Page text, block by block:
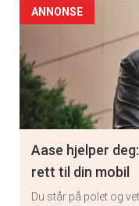
ANNONSE
Aase hjelper
rett til din mobil
Du står på polet og